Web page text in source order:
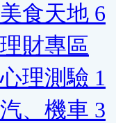
美食天地 6
理財專區
心理測驗 1
汽、機車 3